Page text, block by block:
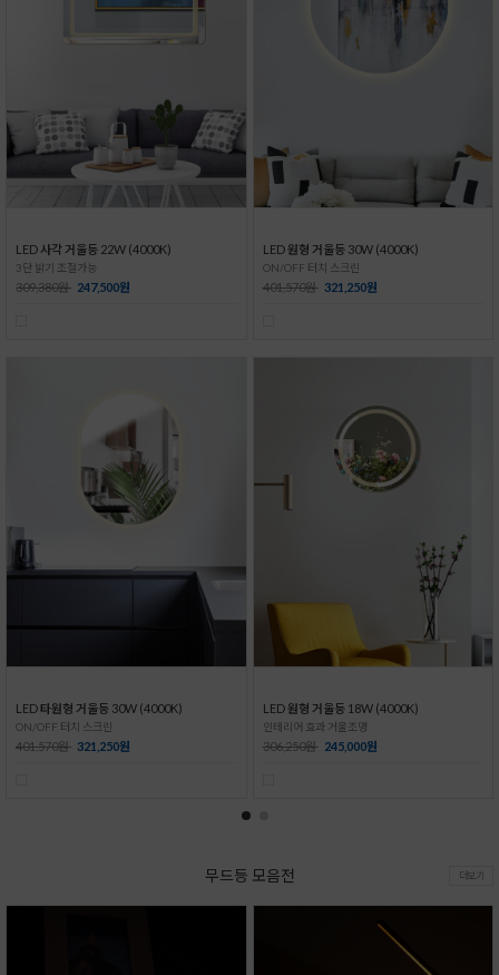
LED 사각 거울등 22W (4000K)
3단 밝기 조절가능
309,380원 247,500원
LED 원형 거울등 30W (4000K)
ON/OFF 터치 스크린
401,570원 321,250원
LED 타원형 거울등 30W (4000K)
ON/OFF 터치 스크린
401,570원 321,250원
LED 원형 거울등 18W (4000K)
인테리어 효과 거울조명
306,250원 245,000원
무드등 모음전 더보기